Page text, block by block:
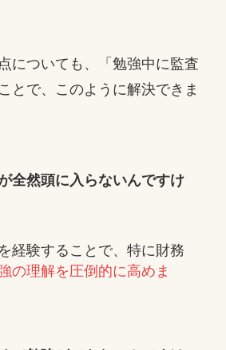
についても、「勉強中に監査
とで、このように解決できま
全然頭に入らないんですけ
経験することで、特に財務
の理解を圧倒的に高めま